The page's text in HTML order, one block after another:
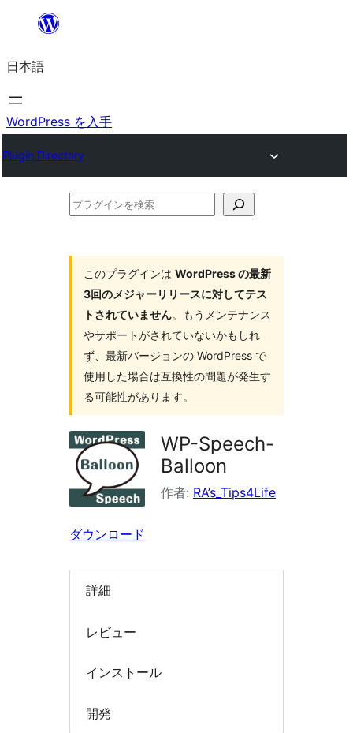
を
ス
キ
プ
日本語
WordPress を入手
Plugin Directory
プ
このプラグインは WordPress の最新
3回のメジャーリリースに対してテス
トされていません。もうメンテナンス
やサポートがされていないかもしれ
ず、最新バージョンの WordPress で
使用した場合は互換性の問題が発生す
る可能性があります。
WP-Speech-
Balloon
作者: RA’s_Tips4Life
ダウンロード
詳細
レビュー
インストール
開発